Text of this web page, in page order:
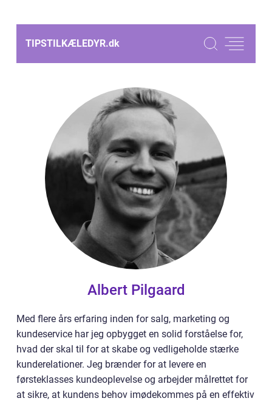
TIPSTILKÆLEDYR.dk
Albert Pilgaard
Med flere års erfaring inden for salg, marketing og
kundeservice har jeg opbygget en solid forståelse for,
hvad der skal til for at skabe og vedligeholde stærke
kunderelationer. Jeg brænder for at levere en
førsteklasses kundeoplevelse og arbejder målrettet for
at sikre, at kundens behov imødekommes på en effektiv